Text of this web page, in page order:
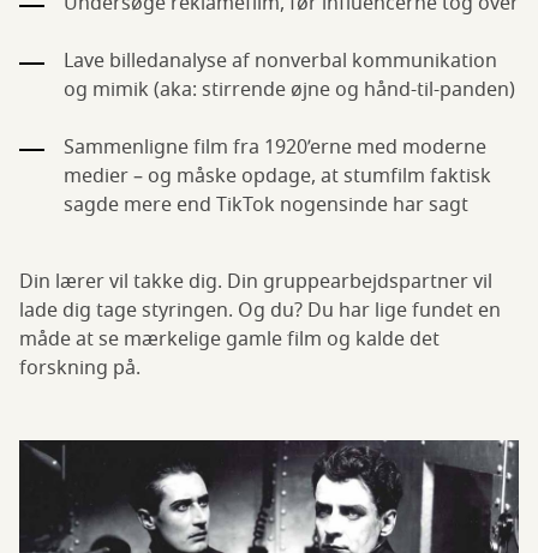
Lave billedanalyse af nonverbal kommunikation
og mimik (aka: stirrende øjne og hånd-til-panden)
Sammenligne film fra 1920’erne med moderne
medier – og måske opdage, at stumfilm faktisk
sagde mere end TikTok nogensinde har sagt
Din lærer vil takke dig. Din gruppearbejdspartner vil
lade dig tage styringen. Og du? Du har lige fundet en
måde at se mærkelige gamle film og kalde det
forskning på.